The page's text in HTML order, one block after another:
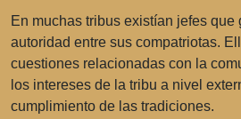
En muchas tribus existían jefes que
autoridad entre sus compatriotas.
cuestiones relacionadas con la
los intereses de la tribu a nivel
cumplimiento de las tradiciones.